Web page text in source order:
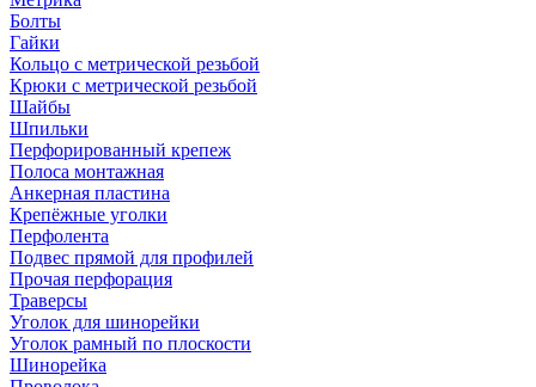
Болты
Гайки
Кольцо с метрической резьбой
Крюки с метрической резьбой
Шайбы
Шпильки
Перфорированный крепеж
Полоса монтажная
Анкерная пластина
Крепёжные уголки
Перфолента
Подвес прямой для профилей
Прочая перфорация
Траверсы
Уголок для шинорейки
Уголок рамный по плоскости
Шинорейка